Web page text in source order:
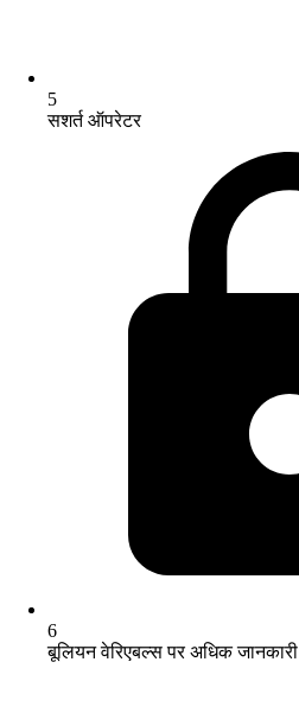
5
सशर्त ऑपरेटर
6
बूलियन वेरिएबल्स पर अधिक जानकारी